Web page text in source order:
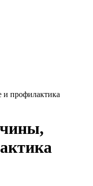
и профилактика